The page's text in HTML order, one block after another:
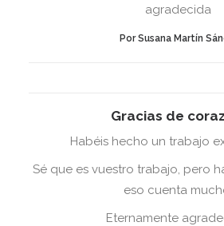
agradecida
Por Susana Martín
Gracias de
Habéis hecho un trabajo
Sé que es vuestro trabajo, pero
eso cuenta
Eternamente